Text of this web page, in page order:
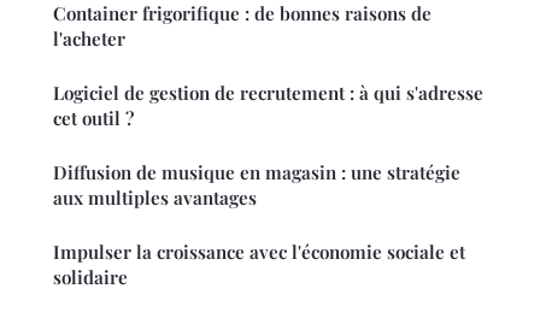
Container frigorifique : de bonnes raisons de
l'acheter
Logiciel de gestion de recrutement : à qui s'adresse
cet outil ?
Diffusion de musique en magasin : une stratégie
aux multiples avantages
Impulser la croissance avec l'économie sociale et
solidaire